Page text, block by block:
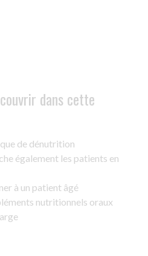
dans cette
de dénutrition
également les patients en
à un patient âgé
nutritionnels oraux